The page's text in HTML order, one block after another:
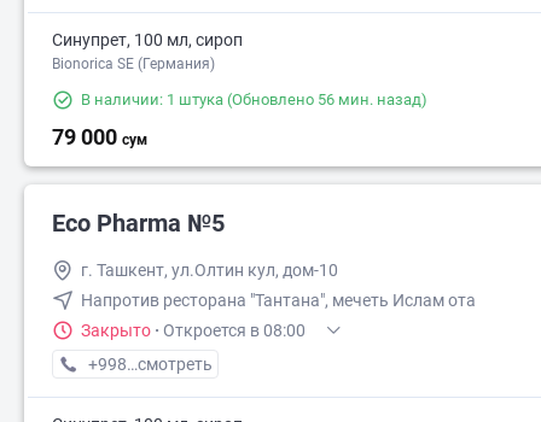
Синупрет, 100 мл, сироп
Bionorica SE (Германия)
В наличии: 1 штука (Обновлено 56 мин. назад)
79 000 сум
Eco Pharma №5
г. Ташкент, ул.Олтин кул, дом-10
Напротив ресторана "Тантана", мечеть Ислам ота
Закрыто · Откроется в 08:00
+998 (55) XXX-XX-XX
смотреть